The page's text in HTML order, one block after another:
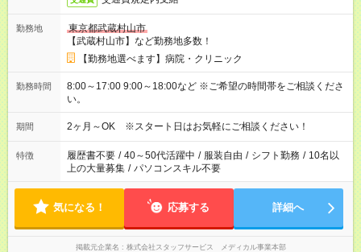
勤務地
東京都武蔵村山市
【武蔵村山市】など勤務地多数！
【勤務地選べます】病院・クリニック
勤務時間
8:00～17:00 9:00～18:00など ※ご希望の時間帯をご相談くださ
い。
期間 2ヶ月～OK ※スタート日はお気軽にご相談ください！
特徴 履歴書不要 / 40～50代活躍中 / 服装自由 / シフト勤務 / 10名以
上の大量募集 / パソコンスキル不要
気になる！ 応募する 詳細へ
掲載元企業名 株式会社スタッフサービス メディカル事業本部